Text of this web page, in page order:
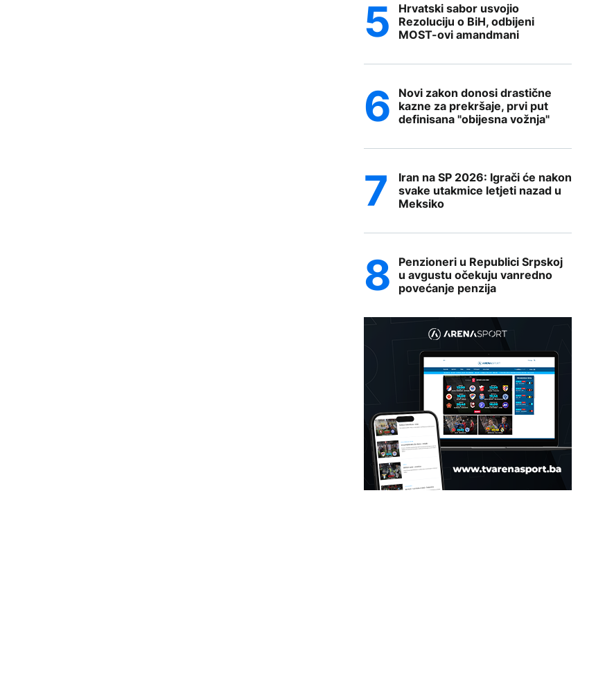
Hrvatski sabor usvojio
Rezoluciju o BiH, odbijeni
MOST-ovi amandmani
Novi zakon donosi drastične
kazne za prekršaje, prvi put
definisana "obijesna vožnja"
Iran na SP 2026: Igrači će nakon
svake utakmice letjeti nazad u
Meksiko
Penzioneri u Republici Srpskoj
u avgustu očekuju vanredno
povećanje penzija